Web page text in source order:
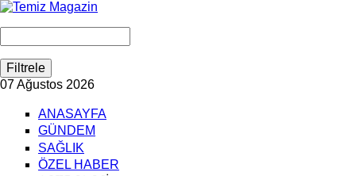
07 Ağustos 2026
ANASAYFA
GÜNDEM
SAĞLIK
ÖZEL HABER